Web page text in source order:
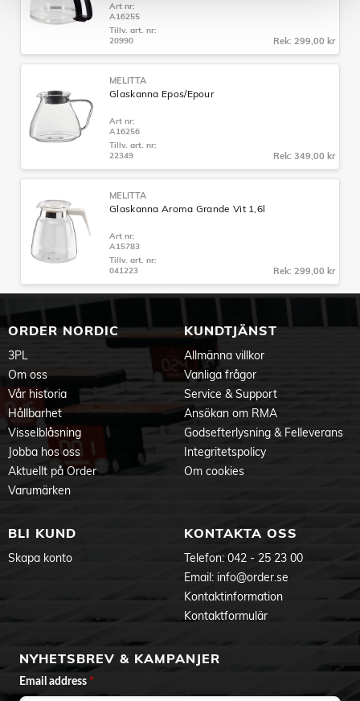
Art nr:
A16255
Tillv. art. nr:
20990
Rek: 299,00 kr
MELITTA
Glaskanna Epos/Epour
Art nr:
A16256
Tillv. art. nr:
22349
Rek: 349,00 kr
MELITTA
Glaskanna Aroma Grande Vit 1,6l
Art nr:
A15783
Tillv. art. nr:
041223
Rek: 299,00 kr
ORDER NORDIC
3PL
Om oss
Vår historia
Hållbarhet
Visselblåsning
Jobba hos oss
Aktuellt på Order
Varumärken
KUNDTJÄNST
Allmänna villkor
Vanliga frågor
Service & Support
Ansökan om RMA
Godsefterlysning & Felleverans
Integritetspolicy
Om cookies
BLI KUND
Skapa konto
KONTAKTA OSS
Telefon: 042 - 25 23 00
Email: info@order.se
Kontaktinformation
Kontaktformulär
NYHETSBREV & KAMPANJER
Email address *